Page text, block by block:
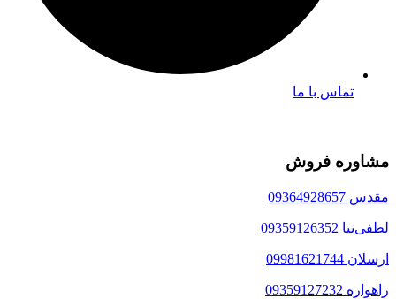
تماس با ما
مشاوره فروش
مقدس 09364928657
لطفی‌نیا 09359126352
ارسلان 09981621744
راهواره 09359127232